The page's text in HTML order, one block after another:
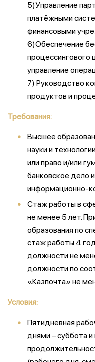
5)Управление
платёжными
финансовыми
6)Обеспечение
процессингового
управление
7) Руководство
продуктов и
Требования:
Высшее
науки и
или право и/или
банковское дело
информационно-
Стаж работы в
не менее 5 лет.
образования по
стаж работы 4
должности не
должности по
«Казпочта» не
Условия:
Пятидневная
днями – суббота и